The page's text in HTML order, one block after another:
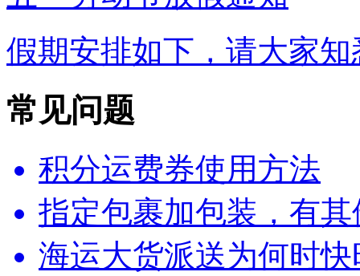
假期安排如下，请大家知
常见问题
积分运费券使用方法
指定包裹加包装，有
海运大货派送为何时